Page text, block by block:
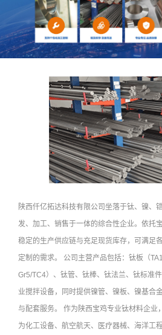
陕西仟亿拓达科技有限公司坐落于钛、镍、
发、加工、销售于一体的综合性企业。依托
稳定的生产供应链与充足现货库存，可满足
定制的需求。 公司主营产品包括：钛板（
Gr5/TC4）、钛管、钛棒、钛法兰、钛标准
业搅拌设备，同时提供镍管、镍板、镍基合
与配套服务。 作为陕西宝鸡专业钛材料企业
为化工设备、航空航天、医疗器械、海洋工